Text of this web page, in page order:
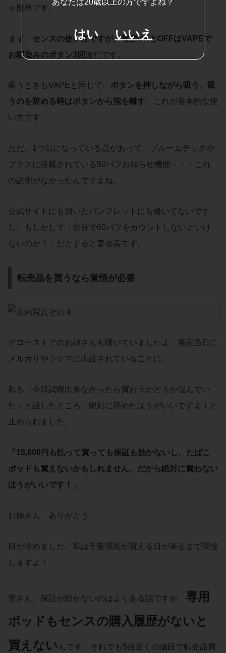
ゃ簡単です。
まず、 センスの使い方ですが、電源ONとOFFはVAPEで
お馴染みのボタン3回 連打です。
吸うときもVAPEと同じで、 ボタンを押しながら吸う、吸
うのを辞める時はボタンから指を離す、これが基本的な使
い方です。
ただ、1つ気になっている点があって、プルームテックや
プラスに搭載されている50パフお知らせ機能・・・これ
の説明がなかったんですよね。
公式サイトにも頂いたパンフレットにも書いてないです
し、もしかして「自分で60パフをカウントしないといけ
ないのか？」だとすると要改善です。
転売品を買うなら覚悟が必要
グローストアのお姉さんも嘆いていましたよ、発売当日に
メルカリやラクマに出品されていることに。
私も「今日試喫出来なかったら買おうかどうか悩んでい
た」と話したところ、絶対に辞めたほうがいいですよ！と
止められました。
「15,000円も払って買っても保証も効かないし、たばこ
ポッドも買えないかもしれません、だから絶対に買わない
ほうがいいです！」
お姉さん、ありがとう。
目が冷めました、私は千葉県民が買える日が来るまで我慢
しますよ！
皆さん、保証が効かないのはよくある話ですが、 専用
ポッドもセンスの購入履歴がないと
買えないんです、それでも5倍近くの値段で転売品買
はい いいえ